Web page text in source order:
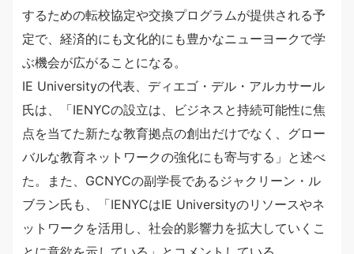
するための転校協定や交換プログラムが提供される予
定で、経済的にも文化的にも豊かなニューヨークで学
ぶ機会が広がることになる。
IE Universityの代表、ディエゴ・デル・アルカサール
氏は、「IENYCの設立は、ビジネスと持続可能性に焦
点を当てた新たな教育拠点の創出だけでなく、グロー
バルな教育ネットワークの強化にも寄与する」と述べ
た。また、GCNYCの副学長であるジャクリーン・ル
ブラン氏も、「IENYCはIE Universityのリソースやネ
ットワークを活用し、社会的影響力を拡大していくこ